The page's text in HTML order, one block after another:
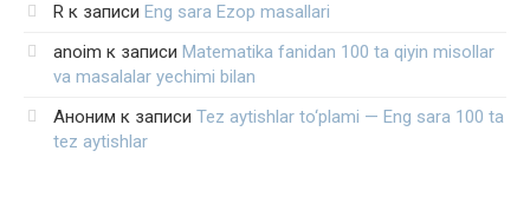
R к записи Eng sara Ezop masallari
anoim к записи Matematika fanidan 100 ta qiyin misollar
va masalalar yechimi bilan
Аноним к записи Tez aytishlar to‘plami — Eng sara 100 ta
tez aytishlar